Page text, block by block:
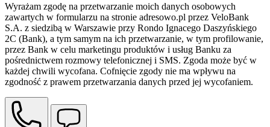
Wyrażam zgodę na przetwarzanie moich danych osobowych
zawartych w formularzu na stronie adresowo.pl przez VeloBank
S.A. z siedzibą w Warszawie przy Rondo Ignacego Daszyńskiego
2C (Bank), a tym samym na ich przetwarzanie, w tym profilowanie,
przez Bank w celu marketingu produktów i usług Banku za
pośrednictwem rozmowy telefonicznej i SMS. Zgoda może być w
każdej chwili wycofana. Cofnięcie zgody nie ma wpływu na
zgodność z prawem przetwarzania danych przed jej wycofaniem.